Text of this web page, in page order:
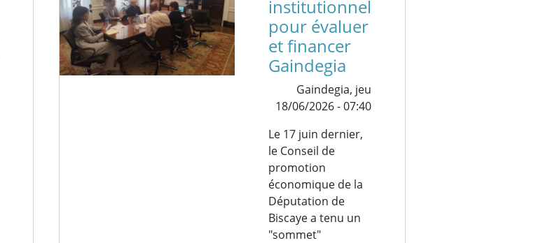
institutionnel
pour évaluer
et financer
Gaindegia
Gaindegia, jeu
18/06/2026 - 07:40
Le 17 juin dernier,
le Conseil de
promotion
économique de la
Députation de
Biscaye a tenu un
"sommet"